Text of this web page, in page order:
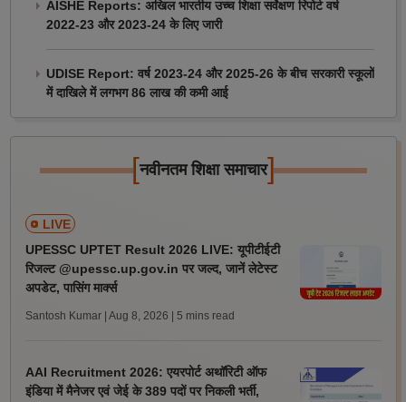
AISHE Reports: अखिल भारतीय उच्च शिक्षा सर्वेक्षण रिपोर्ट वर्ष
2022-23 और 2023-24 के लिए जारी
UDISE Report: वर्ष 2023-24 और 2025-26 के बीच सरकारी स्कूलों
में दाखिले में लगभग 86 लाख की कमी आई
[नवीनतम शिक्षा समाचार]
LIVE
UPESSC UPTET Result 2026 LIVE: यूपीटीईटी
रिजल्ट @upessc.up.gov.in पर जल्द, जानें लेटेस्ट
अपडेट, पासिंग मार्क्स
Santosh Kumar | Aug 8, 2026 | 5 mins read
AAI Recruitment 2026: एयरपोर्ट अथॉरिटी ऑफ
इंडिया में मैनेजर एवं जेई के 389 पदों पर निकली भर्ती,